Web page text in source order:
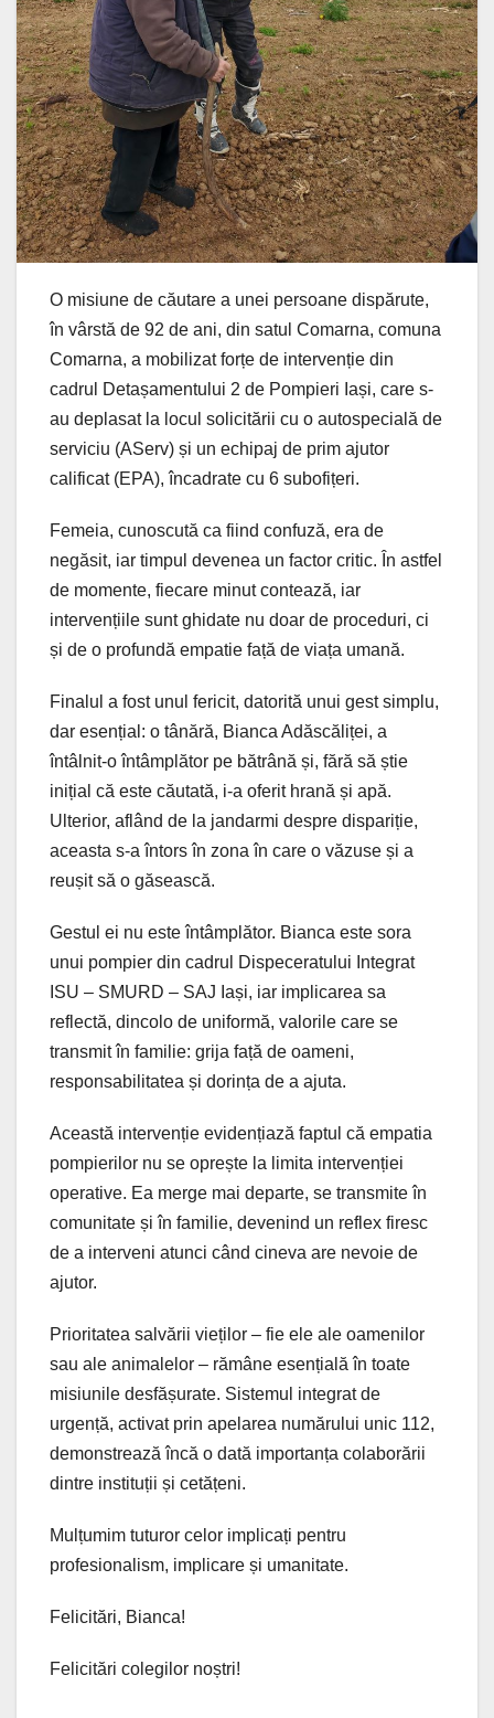
O misiune de căutare a unei persoane dispărute,
în vârstă de 92 de ani, din satul Comarna, comuna
Comarna, a mobilizat forțe de intervenție din
cadrul Detașamentului 2 de Pompieri Iași, care s-
au deplasat la locul solicitării cu o autospecială de
serviciu (AServ) și un echipaj de prim ajutor
calificat (EPA), încadrate cu 6 subofițeri.
Femeia, cunoscută ca fiind confuză, era de
negăsit, iar timpul devenea un factor critic. În astfel
de momente, fiecare minut contează, iar
intervențiile sunt ghidate nu doar de proceduri, ci
și de o profundă empatie față de viața umană.
Finalul a fost unul fericit, datorită unui gest simplu,
dar esențial: o tânără, Bianca Adăscăliței, a
întâlnit-o întâmplător pe bătrână și, fără să știe
inițial că este căutată, i-a oferit hrană și apă.
Ulterior, aflând de la jandarmi despre dispariție,
aceasta s-a întors în zona în care o văzuse și a
reușit să o găsească.
Gestul ei nu este întâmplător. Bianca este sora
unui pompier din cadrul Dispeceratului Integrat
ISU – SMURD – SAJ Iași, iar implicarea sa
reflectă, dincolo de uniformă, valorile care se
transmit în familie: grija față de oameni,
responsabilitatea și dorința de a ajuta.
Această intervenție evidențiază faptul că empatia
pompierilor nu se oprește la limita intervenției
operative. Ea merge mai departe, se transmite în
comunitate și în familie, devenind un reflex firesc
de a interveni atunci când cineva are nevoie de
ajutor.
Prioritatea salvării vieților – fie ele ale oamenilor
sau ale animalelor – rămâne esențială în toate
misiunile desfășurate. Sistemul integrat de
urgență, activat prin apelarea numărului unic 112,
demonstrează încă o dată importanța colaborării
dintre instituții și cetățeni.
Mulțumim tuturor celor implicați pentru
profesionalism, implicare și umanitate.
Felicitări, Bianca!
Felicitări colegilor noștri!